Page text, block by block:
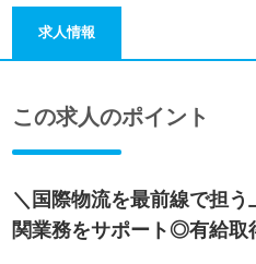
求人情報
この求人のポイント
＼国際物流を最前線で担
関業務をサポート◎有給取